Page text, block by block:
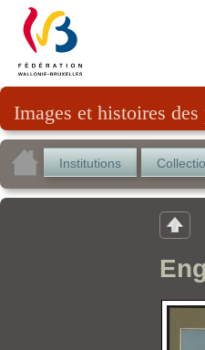
Images et histoires
Institutions